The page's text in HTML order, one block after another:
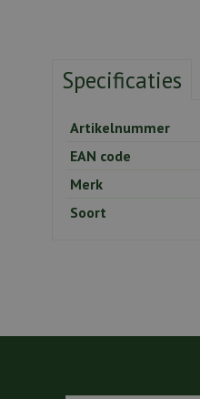
Specificaties
Artikelnummer
EAN code
Merk
Soort